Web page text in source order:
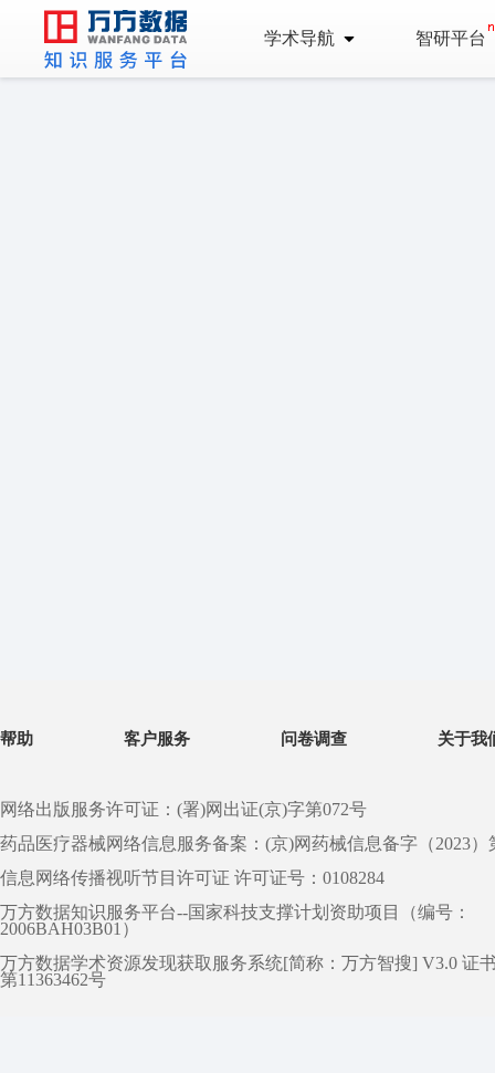
学术导航 智研平台
帮助 客户服务 问卷调查 关于我
网络出版服务许可证：(署)网出证(京)字第072号
药品医疗器械网络信息服务备案：(京)网药械信息备字（2023）
信息网络传播视听节目许可证 许可证号：0108284
万方数据知识服务平台--国家科技支撑计划资助项目（编号：
2006BAH03B01）
万方数据学术资源发现获取服务系统[简称：万方智搜] V3.0 证
第11363462号